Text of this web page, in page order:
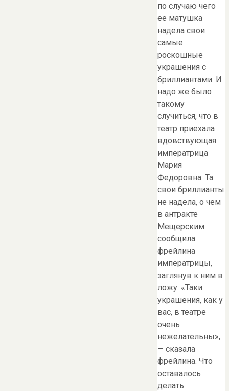
по случаю чего
ее матушка
надела свои
самые
роскошные
украшения с
бриллиантами. И
надо же было
такому
случиться, что в
театр приехала
вдовствующая
императрица
Мария
Федоровна. Та
свои бриллианты
не надела, о чем
в антракте
Мещерским
сообщила
фрейлина
императрицы,
заглянув к ним в
ложу. «Таки
украшения, как у
вас, в театре
очень
нежелательны»,
— сказала
фрейлина. Что
оставалось
делать